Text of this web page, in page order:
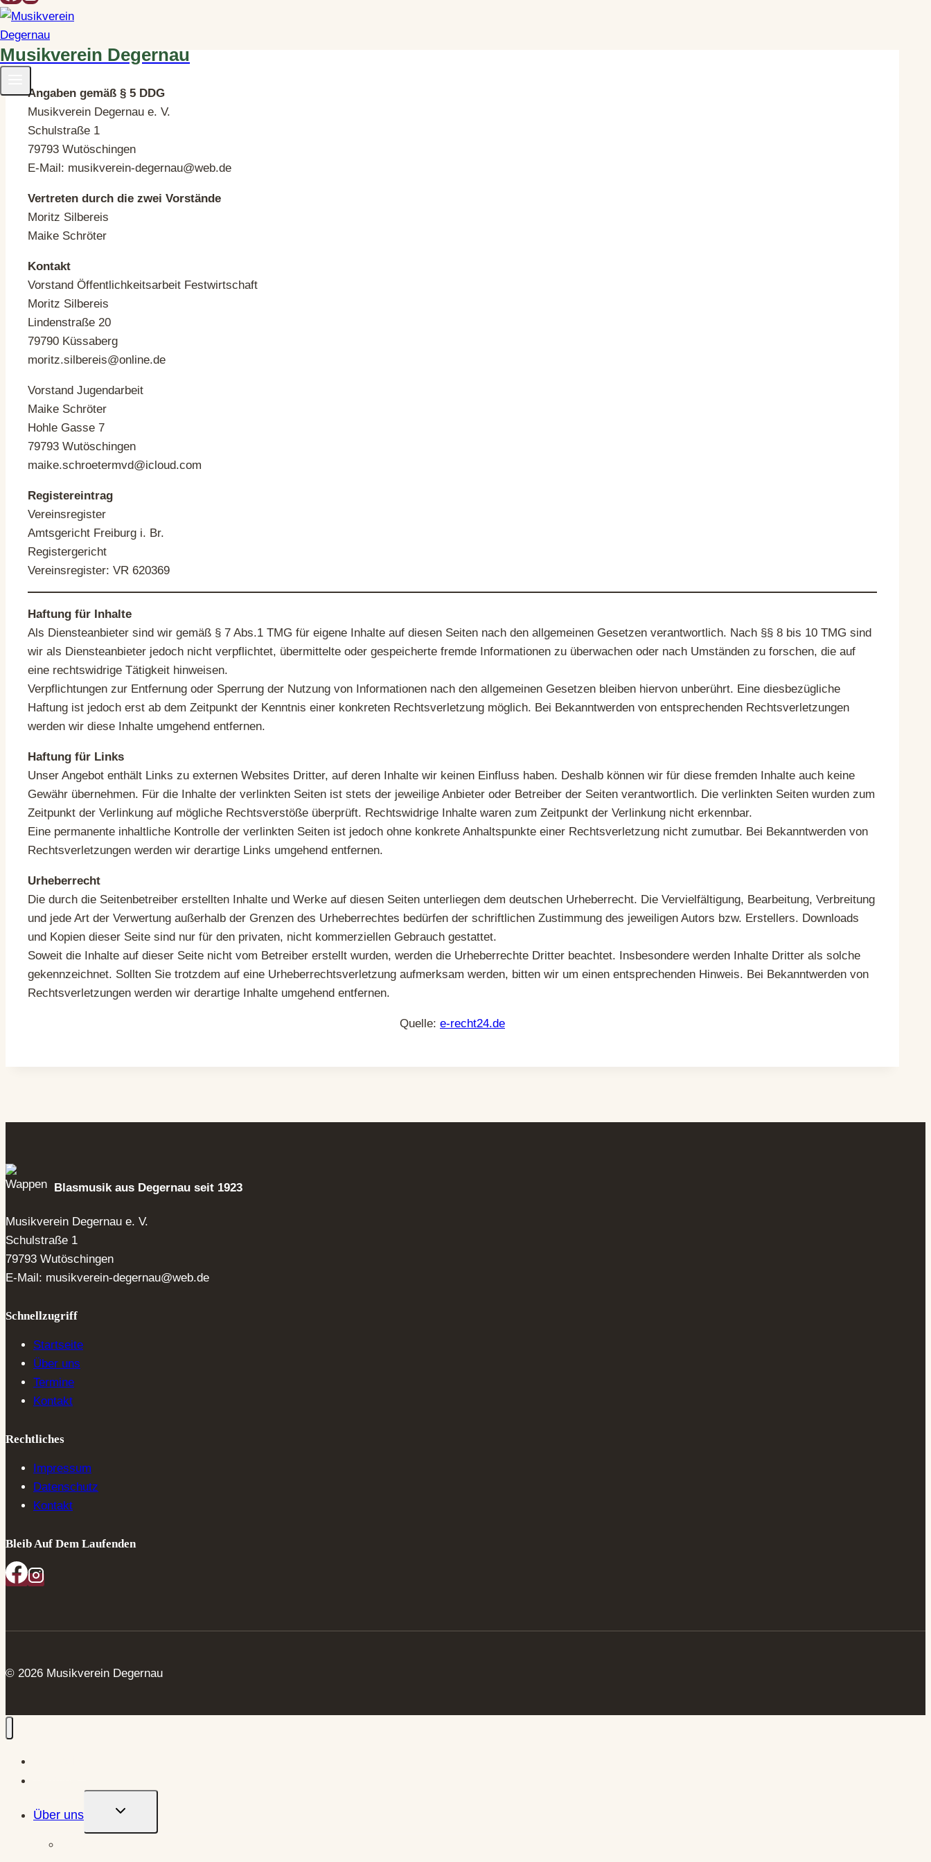
Musikverein Degernau
Angaben gemäß § 5 DDG
Musikverein Degernau e. V.
Schulstraße 1
79793 Wutöschingen
E-Mail: musikverein-degernau@web.de
Vertreten durch die zwei Vorstände
Moritz Silbereis
Maike Schröter
Kontakt
Vorstand Öffentlichkeitsarbeit Festwirtschaft
Moritz Silbereis
Lindenstraße 20
79790 Küssaberg
moritz.silbereis@online.de
Vorstand Jugendarbeit
Maike Schröter
Hohle Gasse 7
79793 Wutöschingen
maike.schroetermvd@icloud.com
Registereintrag
Vereinsregister
Amtsgericht Freiburg i. Br.
Registergericht
Vereinsregister: VR 620369
Haftung für Inhalte
Als Diensteanbieter sind wir gemäß § 7 Abs.1 TMG für eigene Inhalte auf diesen Seiten nach den allgemeinen Gesetzen verantwortlich. Nach §§ 8 bis 10 TMG sind
wir als Diensteanbieter jedoch nicht verpflichtet, übermittelte oder gespeicherte fremde Informationen zu überwachen oder nach Umständen zu forschen, die auf
eine rechtswidrige Tätigkeit hinweisen.
Verpflichtungen zur Entfernung oder Sperrung der Nutzung von Informationen nach den allgemeinen Gesetzen bleiben hiervon unberührt. Eine diesbezügliche
Haftung ist jedoch erst ab dem Zeitpunkt der Kenntnis einer konkreten Rechtsverletzung möglich. Bei Bekanntwerden von entsprechenden Rechtsverletzungen
werden wir diese Inhalte umgehend entfernen.
Haftung für Links
Unser Angebot enthält Links zu externen Websites Dritter, auf deren Inhalte wir keinen Einfluss haben. Deshalb können wir für diese fremden Inhalte auch keine
Gewähr übernehmen. Für die Inhalte der verlinkten Seiten ist stets der jeweilige Anbieter oder Betreiber der Seiten verantwortlich. Die verlinkten Seiten wurden zum
Zeitpunkt der Verlinkung auf mögliche Rechtsverstöße überprüft. Rechtswidrige Inhalte waren zum Zeitpunkt der Verlinkung nicht erkennbar.
Eine permanente inhaltliche Kontrolle der verlinkten Seiten ist jedoch ohne konkrete Anhaltspunkte einer Rechtsverletzung nicht zumutbar. Bei Bekanntwerden von
Rechtsverletzungen werden wir derartige Links umgehend entfernen.
Urheberrecht
Die durch die Seitenbetreiber erstellten Inhalte und Werke auf diesen Seiten unterliegen dem deutschen Urheberrecht. Die Vervielfältigung, Bearbeitung, Verbreitung
und jede Art der Verwertung außerhalb der Grenzen des Urheberrechtes bedürfen der schriftlichen Zustimmung des jeweiligen Autors bzw. Erstellers. Downloads
und Kopien dieser Seite sind nur für den privaten, nicht kommerziellen Gebrauch gestattet.
Soweit die Inhalte auf dieser Seite nicht vom Betreiber erstellt wurden, werden die Urheberrechte Dritter beachtet. Insbesondere werden Inhalte Dritter als solche
gekennzeichnet. Sollten Sie trotzdem auf eine Urheberrechtsverletzung aufmerksam werden, bitten wir um einen entsprechenden Hinweis. Bei Bekanntwerden von
Rechtsverletzungen werden wir derartige Inhalte umgehend entfernen.
Quelle: e-recht24.de
Blasmusik aus Degernau seit 1923
Musikverein Degernau e. V.
Schulstraße 1
79793 Wutöschingen
E-Mail: musikverein-degernau@web.de
Schnellzugriff
Startseite
Über uns
Termine
Kontakt
Rechtliches
Impressum
Datenschutz
Kontakt
Bleib Auf Dem Laufenden
© 2026 Musikverein Degernau
Über uns
Untermenü